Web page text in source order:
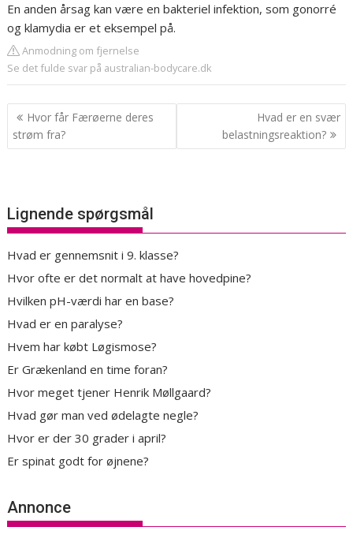
En anden årsag kan være en bakteriel infektion, som gonorré
og klamydia er et eksempel på.
Anmodning om fjernelse
Se det fulde svar på australian-bodycare.dk
Indlægsnavigation
Hvor får Færøerne deres
strøm fra?
Hvad er en svær
belastningsreaktion?
Lignende spørgsmål
Hvad er gennemsnit i 9. klasse?
Hvor ofte er det normalt at have hovedpine?
Hvilken pH-værdi har en base?
Hvad er en paralyse?
Hvem har købt Løgismose?
Er Grækenland en time foran?
Hvor meget tjener Henrik Møllgaard?
Hvad gør man ved ødelagte negle?
Hvor er der 30 grader i april?
Er spinat godt for øjnene?
Annonce